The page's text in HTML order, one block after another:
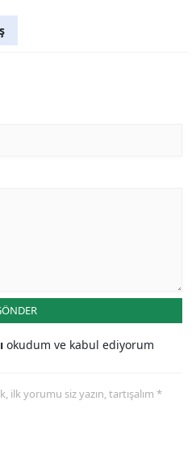
okudum ve kabul ediyorum
ilk yorumu siz yazın, tartışalım *